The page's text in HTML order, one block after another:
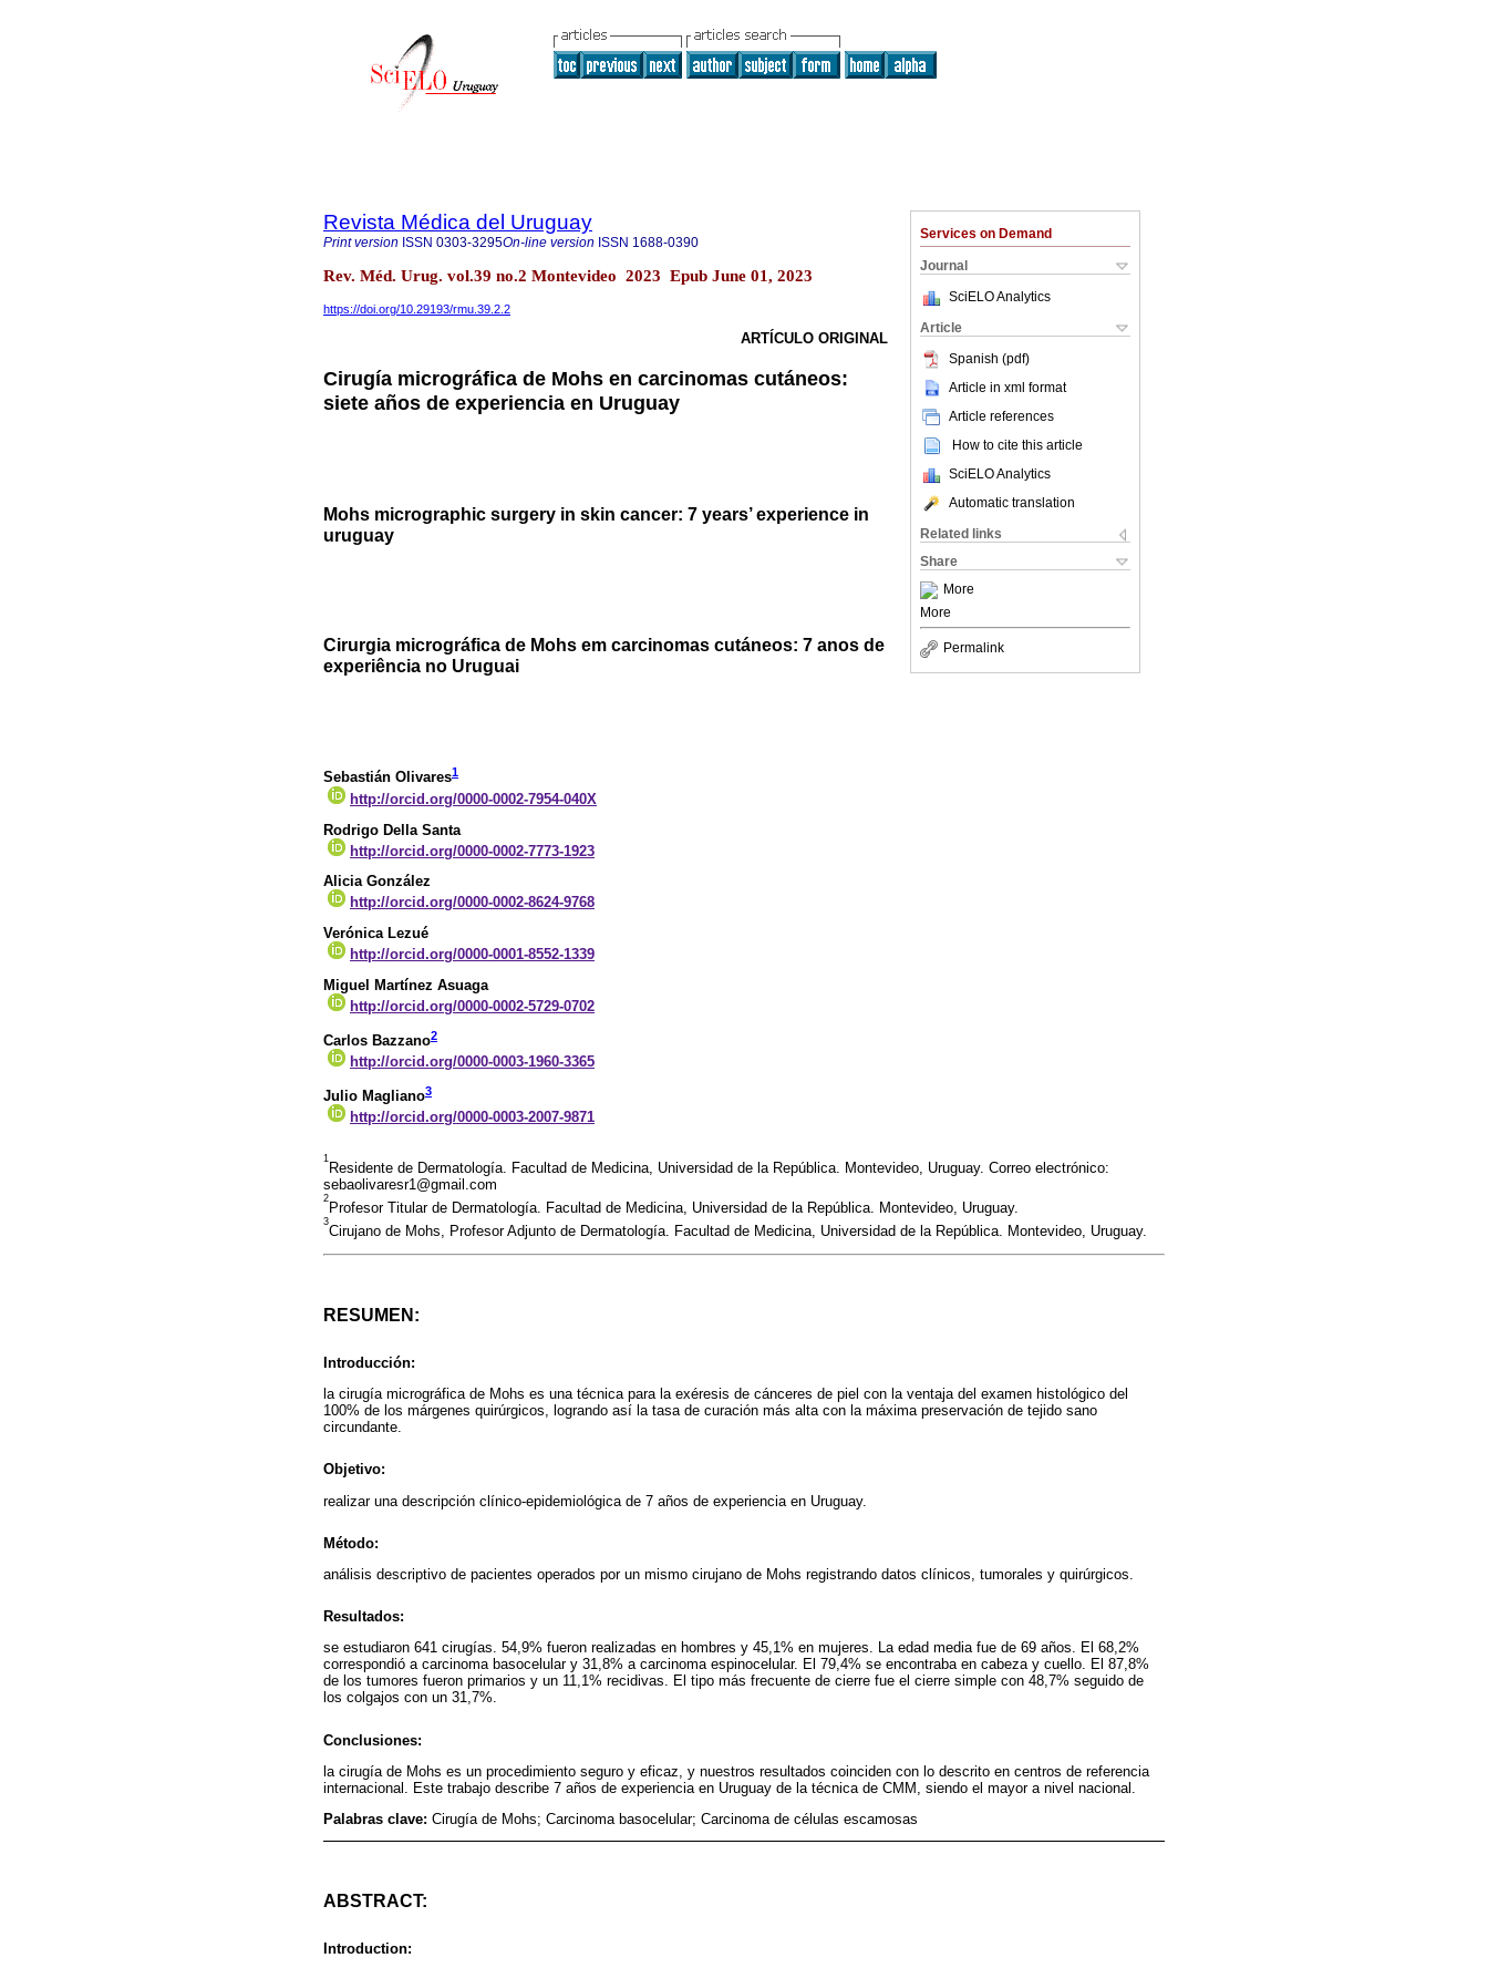
Services on Demand
Journal
SciELO Analytics
Article
Spanish (pdf)
Article in xml format
Article references
How to cite this article
SciELO Analytics
Automatic translation
Related links
Share
More
More
Permalink
Revista Médica del Uruguay
Print version ISSN 0303-3295On-line version ISSN 1688-0390
Rev. Méd. Urug. vol.39 no.2 Montevideo 2023 Epub June 01, 2023
https://doi.org/10.29193/rmu.39.2.2
ARTÍCULO ORIGINAL
Cirugía micrográfica de Mohs en carcinomas cutáneos:
siete años de experiencia en Uruguay
Mohs micrographic surgery in skin cancer: 7 years’ experience in
uruguay
Cirurgia micrográfica de Mohs em carcinomas cutáneos: 7 anos de
experiência no Uruguai
Sebastián Olivares1
http://orcid.org/0000-0002-7954-040X
Rodrigo Della Santa
http://orcid.org/0000-0002-7773-1923
Alicia González
http://orcid.org/0000-0002-8624-9768
Verónica Lezué
http://orcid.org/0000-0001-8552-1339
Miguel Martínez Asuaga
http://orcid.org/0000-0002-5729-0702
Carlos Bazzano2
http://orcid.org/0000-0003-1960-3365
Julio Magliano3
http://orcid.org/0000-0003-2007-9871
1
Residente de Dermatología. Facultad de Medicina, Universidad de la República. Montevideo, Uruguay. Correo electrónico:
sebaolivaresr1@gmail.com
2
Profesor Titular de Dermatología. Facultad de Medicina, Universidad de la República. Montevideo, Uruguay.
3
Cirujano de Mohs, Profesor Adjunto de Dermatología. Facultad de Medicina, Universidad de la República. Montevideo, Uruguay.
RESUMEN:
Introducción:
la cirugía micrográfica de Mohs es una técnica para la exéresis de cánceres de piel con la ventaja del examen histológico del
100% de los márgenes quirúrgicos, logrando así la tasa de curación más alta con la máxima preservación de tejido sano
circundante.
Objetivo:
realizar una descripción clínico-epidemiológica de 7 años de experiencia en Uruguay.
Método:
análisis descriptivo de pacientes operados por un mismo cirujano de Mohs registrando datos clínicos, tumorales y quirúrgicos.
Resultados:
se estudiaron 641 cirugías. 54,9% fueron realizadas en hombres y 45,1% en mujeres. La edad media fue de 69 años. El 68,2%
correspondió a carcinoma basocelular y 31,8% a carcinoma espinocelular. El 79,4% se encontraba en cabeza y cuello. El 87,8%
de los tumores fueron primarios y un 11,1% recidivas. El tipo más frecuente de cierre fue el cierre simple con 48,7% seguido de
los colgajos con un 31,7%.
Conclusiones:
la cirugía de Mohs es un procedimiento seguro y eficaz, y nuestros resultados coinciden con lo descrito en centros de referencia
internacional. Este trabajo describe 7 años de experiencia en Uruguay de la técnica de CMM, siendo el mayor a nivel nacional.
Palabras clave: Cirugía de Mohs; Carcinoma basocelular; Carcinoma de células escamosas
ABSTRACT:
Introduction: